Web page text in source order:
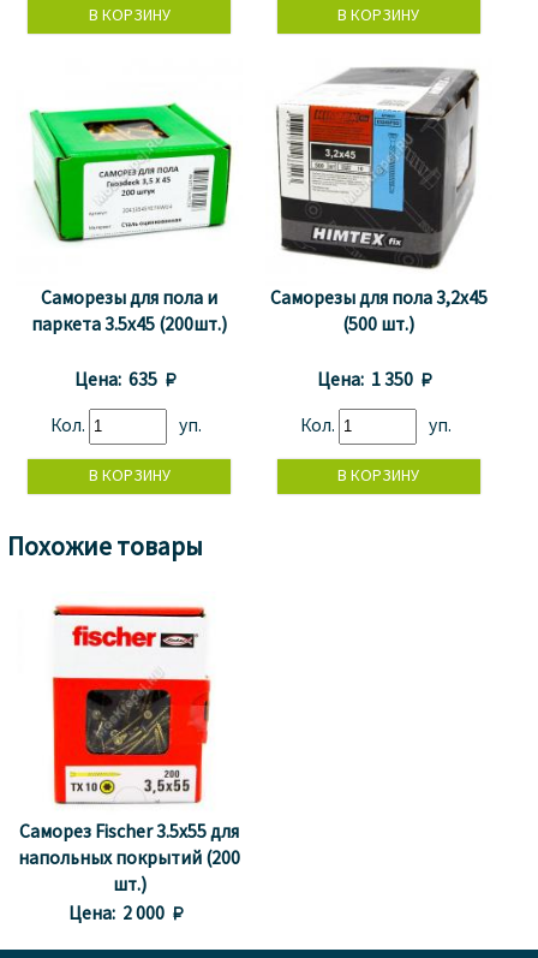
Саморезы для пола и
паркета 3.5x45 (200шт.)
Цена: 635 
Кол. уп.
Саморезы для пола 3,2x45
(500 шт.)
Цена: 1 350 
Кол. уп.
Похожие товары
Саморез Fischer 3.5x55 для
напольных покрытий (200
шт.)
Цена: 2 000 